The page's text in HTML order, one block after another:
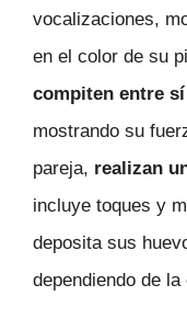
vocalizaciones,
en el color de su
compiten entre sí
mostrando su
pareja, realizan
incluye toques y
deposita sus
dependiendo de